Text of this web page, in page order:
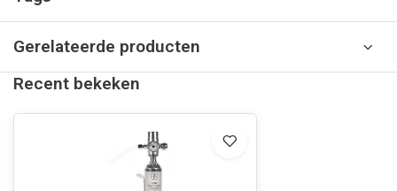
Gerelateerde producten
Recent bekeken